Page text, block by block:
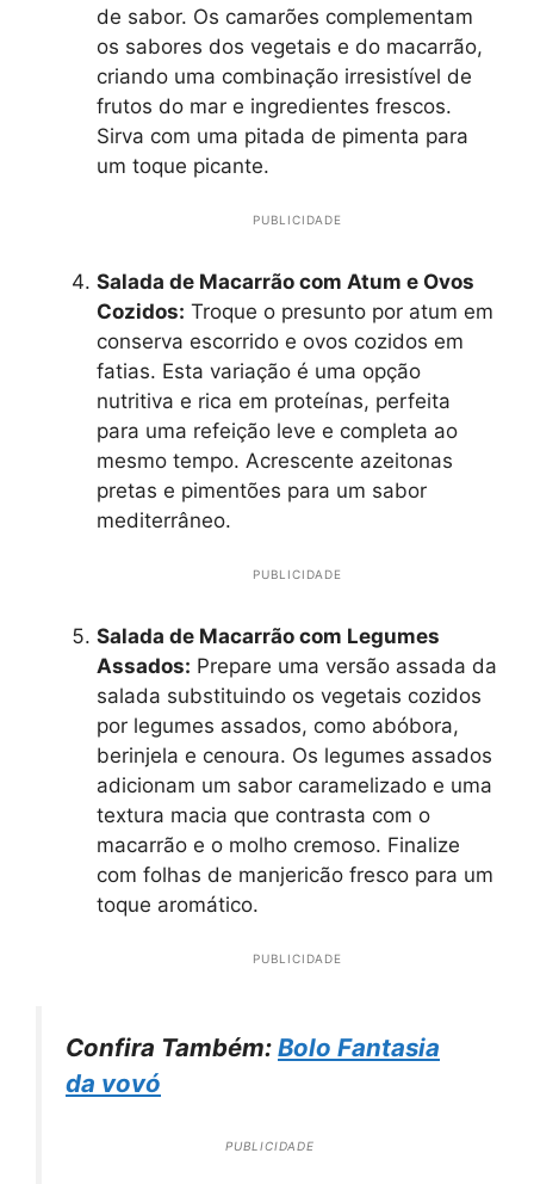
de sabor. Os camarões complementam
os sabores dos vegetais e do macarrão,
criando uma combinação irresistível de
frutos do mar e ingredientes frescos.
Sirva com uma pitada de pimenta para
um toque picante.
PUBLICIDADE
Salada de Macarrão com Atum e Ovos
Cozidos: Troque o presunto por atum em
conserva escorrido e ovos cozidos em
fatias. Esta variação é uma opção
nutritiva e rica em proteínas, perfeita
para uma refeição leve e completa ao
mesmo tempo. Acrescente azeitonas
pretas e pimentões para um sabor
mediterrâneo.
PUBLICIDADE
Salada de Macarrão com Legumes
Assados: Prepare uma versão assada da
salada substituindo os vegetais cozidos
por legumes assados, como abóbora,
berinjela e cenoura. Os legumes assados
adicionam um sabor caramelizado e uma
textura macia que contrasta com o
macarrão e o molho cremoso. Finalize
com folhas de manjericão fresco para um
toque aromático.
PUBLICIDADE
Confira Também: Bolo Fantasia
da vovó
PUBLICIDADE